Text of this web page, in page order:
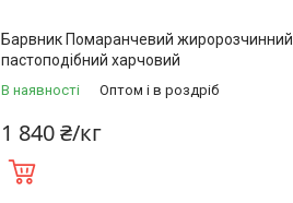
Барвник Помаранчевий жиророзчинний
пастоподібний харчовий
В наявності Оптом і в роздріб
1 840 ₴/кг